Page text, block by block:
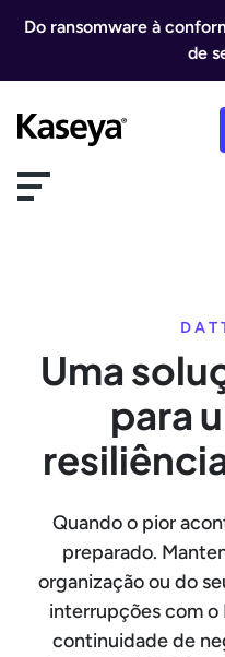
Do ransomware à
de
Uma
para
Quando o pior
preparado.
organização ou do
interrupções com o
continuidade de